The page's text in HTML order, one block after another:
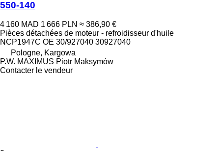
550-140
4 160 MAD 1 666 PLN ≈ 386,90 €
Pièces détachées de moteur - refroidisseur d'huile
NCP1947C OE 30/927040 30927040
Pologne, Kargowa
P.W. MAXIMUS Piotr Maksymów
Contacter le vendeur